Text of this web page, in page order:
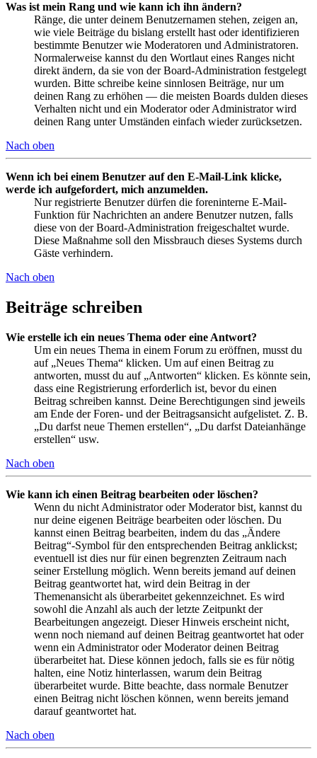
Was ist mein Rang und wie kann ich ihn ändern?
Ränge, die unter deinem Benutzernamen stehen, zeigen an,
wie viele Beiträge du bislang erstellt hast oder identifizieren
bestimmte Benutzer wie Moderatoren und Administratoren.
Normalerweise kannst du den Wortlaut eines Ranges nicht
direkt ändern, da sie von der Board-Administration festgelegt
wurden. Bitte schreibe keine sinnlosen Beiträge, nur um
deinen Rang zu erhöhen — die meisten Boards dulden dieses
Verhalten nicht und ein Moderator oder Administrator wird
deinen Rang unter Umständen einfach wieder zurücksetzen.
Nach oben
Wenn ich bei einem Benutzer auf den E-Mail-Link klicke,
werde ich aufgefordert, mich anzumelden.
Nur registrierte Benutzer dürfen die foreninterne E-Mail-
Funktion für Nachrichten an andere Benutzer nutzen, falls
diese von der Board-Administration freigeschaltet wurde.
Diese Maßnahme soll den Missbrauch dieses Systems durch
Gäste verhindern.
Nach oben
Beiträge schreiben
Wie erstelle ich ein neues Thema oder eine Antwort?
Um ein neues Thema in einem Forum zu eröffnen, musst du
auf „Neues Thema“ klicken. Um auf einen Beitrag zu
antworten, musst du auf „Antworten“ klicken. Es könnte sein,
dass eine Registrierung erforderlich ist, bevor du einen
Beitrag schreiben kannst. Deine Berechtigungen sind jeweils
am Ende der Foren- und der Beitragsansicht aufgelistet. Z. B.
„Du darfst neue Themen erstellen“, „Du darfst Dateianhänge
erstellen“ usw.
Nach oben
Wie kann ich einen Beitrag bearbeiten oder löschen?
Wenn du nicht Administrator oder Moderator bist, kannst du
nur deine eigenen Beiträge bearbeiten oder löschen. Du
kannst einen Beitrag bearbeiten, indem du das „Ändere
Beitrag“-Symbol für den entsprechenden Beitrag anklickst;
eventuell ist dies nur für einen begrenzten Zeitraum nach
seiner Erstellung möglich. Wenn bereits jemand auf deinen
Beitrag geantwortet hat, wird dein Beitrag in der
Themenansicht als überarbeitet gekennzeichnet. Es wird
sowohl die Anzahl als auch der letzte Zeitpunkt der
Bearbeitungen angezeigt. Dieser Hinweis erscheint nicht,
wenn noch niemand auf deinen Beitrag geantwortet hat oder
wenn ein Administrator oder Moderator deinen Beitrag
überarbeitet hat. Diese können jedoch, falls sie es für nötig
halten, eine Notiz hinterlassen, warum dein Beitrag
überarbeitet wurde. Bitte beachte, dass normale Benutzer
einen Beitrag nicht löschen können, wenn bereits jemand
darauf geantwortet hat.
Nach oben